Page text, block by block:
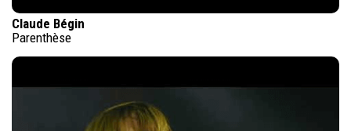
Claude Bégin
Parenthèse